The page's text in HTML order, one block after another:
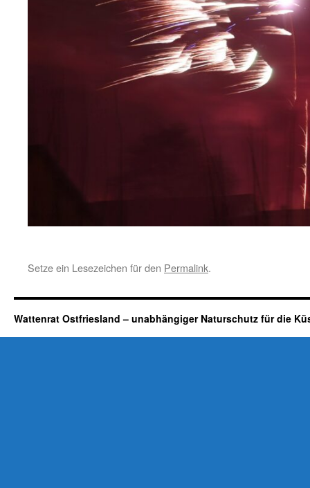
Setze ein Lesezeichen für den Permalink.
Wattenrat Ostfriesland – unabhängiger Naturschutz für die